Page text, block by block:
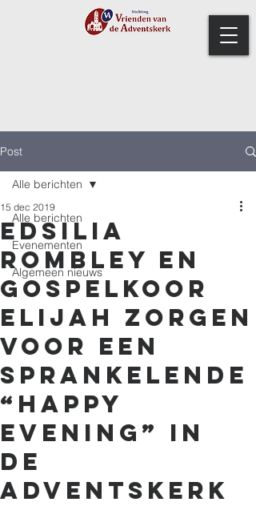
Post
Alle berichten
Evenementen
Algemeen nieuws
Alle berichten
Edsilia
Rombley en
gospelkoor
Elijah zorgen
voor een
sprankelende
“Happy
Evening” in
de
Adventskerk
15 dec 2019